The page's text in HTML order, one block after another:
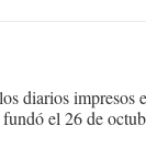
diarios impresos
el 26 de